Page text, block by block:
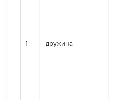
1 дружина